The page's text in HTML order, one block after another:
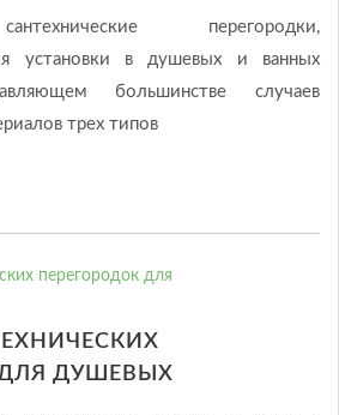
перегородки,
установки в душевых и ванных
большинстве случаев
трех типов
ДУШЕВЫХ